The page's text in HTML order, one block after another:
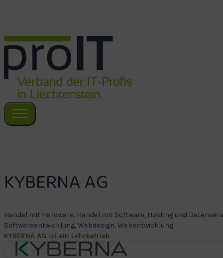
KYBERNA AG
Handel mit Hardware, Handel mit Software, Hosting und
Softwareentwicklung, Webdesign, Webentwicklung
KYBERNA AG ist ein Lehrbetrieb.